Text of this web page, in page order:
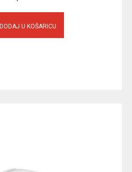
DODAJ U KOŠARICU